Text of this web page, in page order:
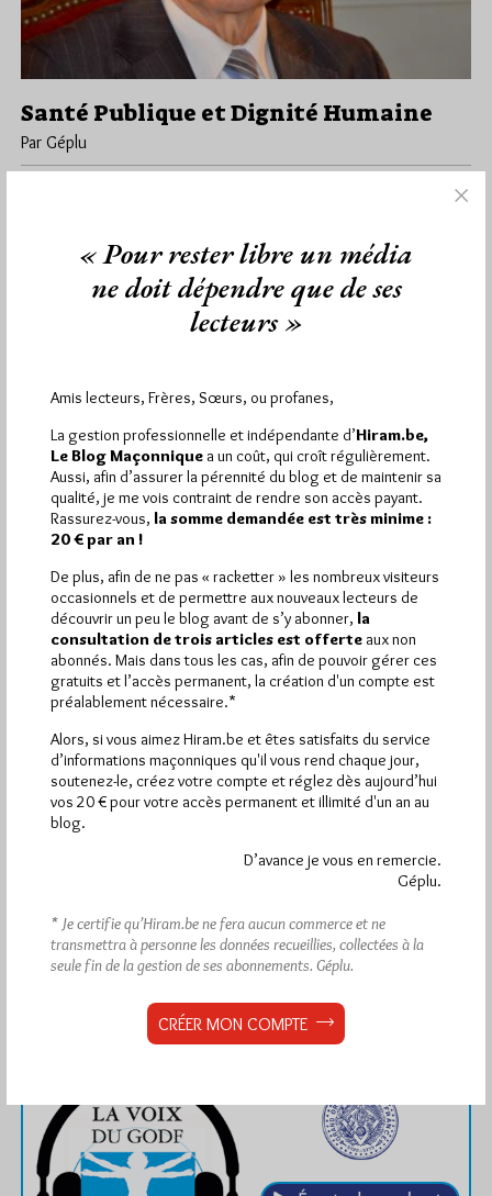
Santé Publique et Dignité Humaine
Par Géplu
30 mars à 20h. une Tenue Blanche Ouverte au cours…
Divers 0 commentaire
Hier mercredi 5 août 2026, Hiram.be a reçu
visiteset 3 322 pages ont été lues (Source :
Pirsch.io)
Plus d’informations
Abonnement aux Newsletters - RSS
« Pour rester libre un média
ne doit dépendre que de ses
lecteurs »
Amis lecteurs, Frères, Sœurs, ou profanes,
La gestion professionnelle et indépendante d’Hiram.be,
Le Blog Maçonnique a un coût, qui croît régulièrement.
Aussi, afin d’assurer la pérennité du blog et de maintenir sa
qualité, je me vois contraint de rendre son accès payant.
Rassurez-vous, la somme demandée est très minime :
20 € par an !
De plus, afin de ne pas « racketter » les nombreux visiteurs
occasionnels et de permettre aux nouveaux lecteurs de
découvrir un peu le blog avant de s’y abonner, la
consultation de trois articles est offerte aux non
abonnés. Mais dans tous les cas, afin de pouvoir gérer ces
gratuits et l’accès permanent, la création d'un compte est
préalablement nécessaire.*
Alors, si vous aimez Hiram.be et êtes satisfaits du service
d’informations maçonniques qu'il vous rend chaque jour,
soutenez-le, créez votre compte et réglez dès aujourd’hui
vos 20 € pour votre accès permanent et illimité d'un an au
blog.
D’avance je vous en remercie.
Géplu.
* Je certifie qu’Hiram.be ne fera aucun commerce et ne
transmettra à personne les données recueillies, collectées à la
seule fin de la gestion de ses abonnements. Géplu.
CRÉER MON COMPTE